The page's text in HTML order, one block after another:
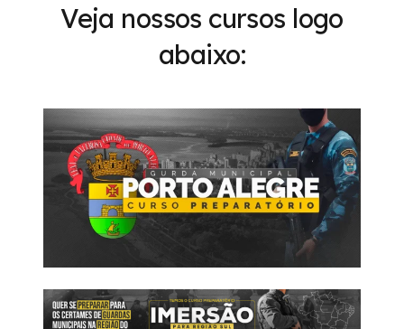
Veja nossos cursos logo
abaixo: